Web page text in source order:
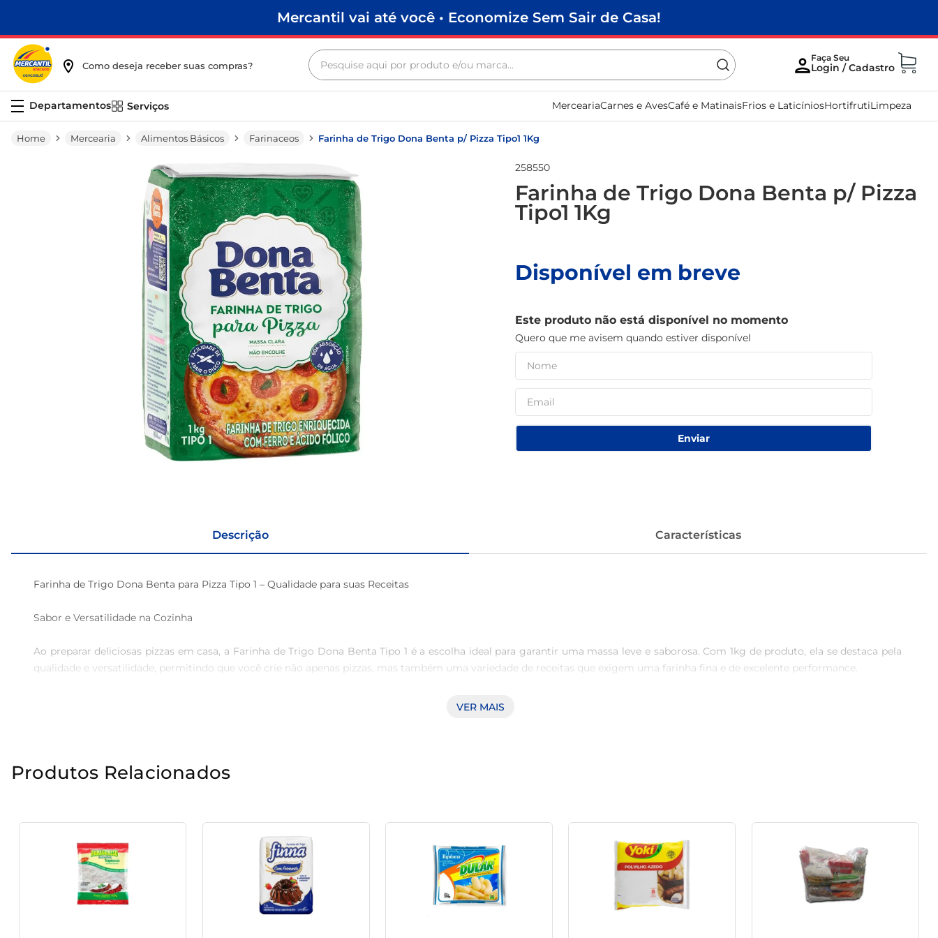
Mercantil vai até você • Economize Sem Sair de Casa!
Como deseja receber suas compras?
Pesquise aqui por produto e/ou marca...
Serviços MerceariaCarnes e AvesCafé e MatinaisFrios e LaticíniosHortifrutiLimpeza
Mercearia Alimentos Básicos Farinaceos Farinha de Trigo Dona Benta p/ Pizza Tipo1 1Kg
258550
Farinha de Trigo Dona Benta p/ Pizza
Tipo1 1Kg
Disponível em breve
Este produto não está disponível no momento
Quero que me avisem quando estiver disponível
Enviar
Descrição Características
Farinha de Trigo Dona Benta para Pizza Tipo 1 – Qualidade para suas Receitas
Sabor e Versatilidade na Cozinha
Ao preparar deliciosas pizzas em casa, a Farinha de Trigo Dona Benta Tipo 1 é a escolha ideal para garantir uma massa leve e saborosa. Com 1kg de produto, ela se destaca pela
qualidade e versatilidade, permitindo que você crie não apenas pizzas, mas também uma variedade de receitas que exigem uma farinha fina e de excelente performance.
massa que cresce e assa de maneira uniforme, resultando em bordas crocantes e recheios suculentos.
Para garantir o melhor aproveitamento da farinha, recomenda-se mantê-la em local fresco e seco, evitando a exposição direta à umidade. Assim, você assegura que suas
propriedades se mantenham ao longo do tempo. Além disso, ao utilizar a farinha, sinta-se à vontade para adicionar temperos e ingredientes à massa, criando combinações que
são a cara da sua cozinha.
Experiência na alimentação
VER MAIS
Produtos Relacionados
frango
papel higiênico
feijão
leite pó
leite condensado
sabão pó
café
macarrão